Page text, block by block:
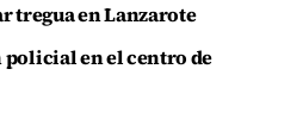
tregua en Lanzarote
policial en el centro de